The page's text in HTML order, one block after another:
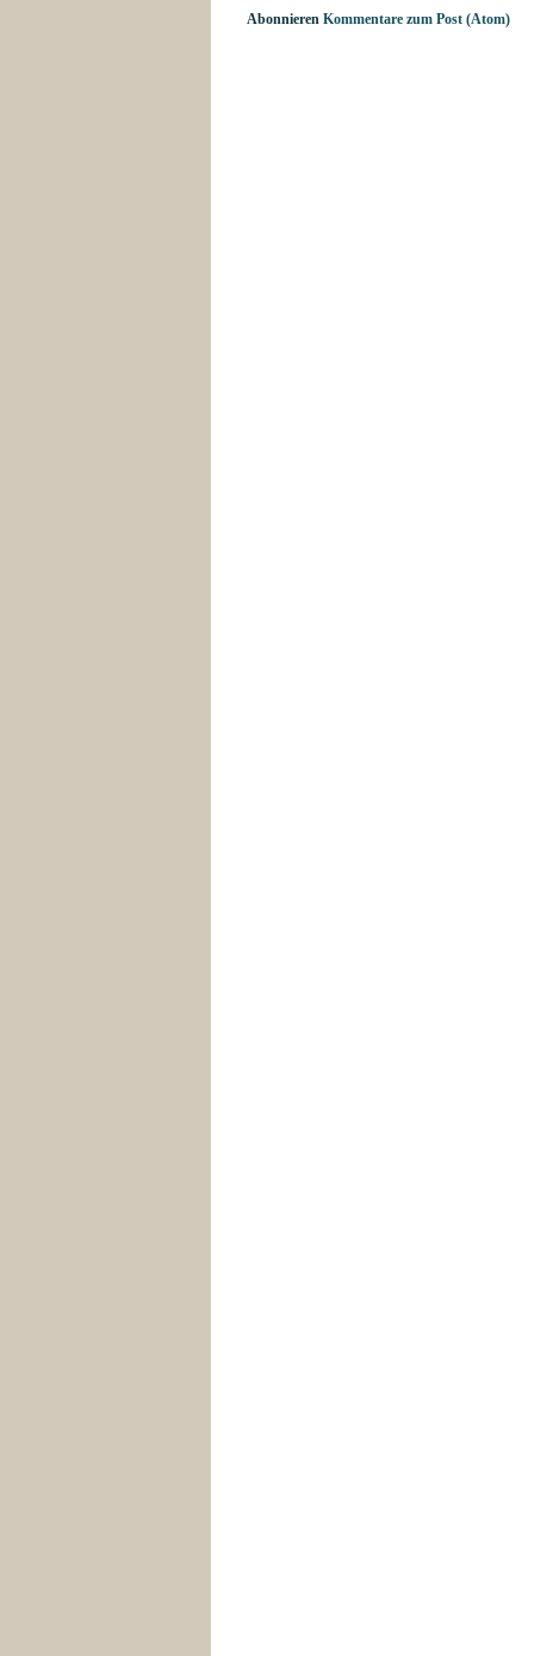
Abonnieren Kommentare zum Post (Atom)